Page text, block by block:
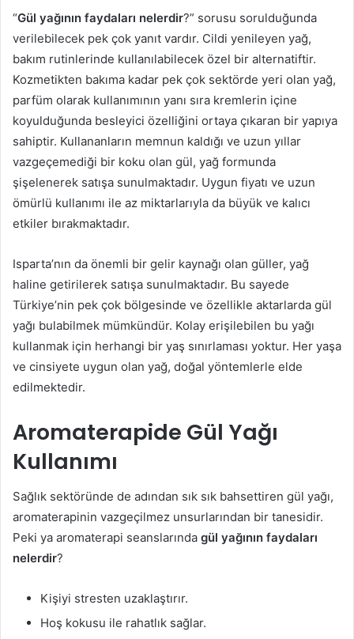
“Gül yağının faydaları nelerdir?” sorusu sorulduğunda
verilebilecek pek çok yanıt vardır. Cildi yenileyen yağ,
bakım rutinlerinde kullanılabilecek özel bir alternatiftir.
Kozmetikten bakıma kadar pek çok sektörde yeri olan yağ,
parfüm olarak kullanımının yanı sıra kremlerin içine
koyulduğunda besleyici özelliğini ortaya çıkaran bir yapıya
sahiptir. Kullananların memnun kaldığı ve uzun yıllar
vazgeçemediği bir koku olan gül, yağ formunda
şişelenerek satışa sunulmaktadır. Uygun fiyatı ve uzun
ömürlü kullanımı ile az miktarlarıyla da büyük ve kalıcı
etkiler bırakmaktadır.
Isparta’nın da önemli bir gelir kaynağı olan güller, yağ
haline getirilerek satışa sunulmaktadır. Bu sayede
Türkiye’nin pek çok bölgesinde ve özellikle aktarlarda gül
yağı bulabilmek mümkündür. Kolay erişilebilen bu yağı
kullanmak için herhangi bir yaş sınırlaması yoktur. Her yaşa
ve cinsiyete uygun olan yağ, doğal yöntemlerle elde
edilmektedir.
Aromaterapide Gül Yağı
Kullanımı
Sağlık sektöründe de adından sık sık bahsettiren gül yağı,
aromaterapinin vazgeçilmez unsurlarından bir tanesidir.
Peki ya aromaterapi seanslarında gül yağının faydaları
nelerdir?
Kişiyi stresten uzaklaştırır.
Hoş kokusu ile rahatlık sağlar.